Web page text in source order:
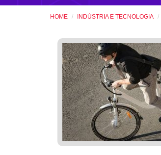
HOME INDÚSTRIA E TECNOLOGIA